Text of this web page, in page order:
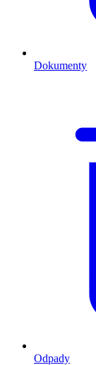
Dokumenty
Odpady